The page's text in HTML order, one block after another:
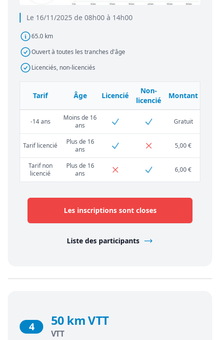
Le 16/11/2025 de 08h00 à 14h00
65.0 km
Ouvert à toutes les tranches d'âge
Licenciés, non-licenciés
Tarif Âge Licencié
Non-
licencié
Montant
-14 ans
Moins de 16
ans
Gratuit
Tarif licencié
Plus de 16
ans
5,00 €
Tarif non
licencié
Plus de 16
ans
6,00 €
Les inscriptions sont closes
Liste des participants
4 50 km VTT
VTT